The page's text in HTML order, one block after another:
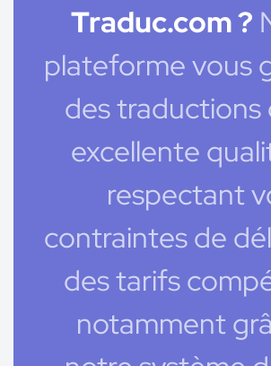
Traduc.com ?
plateforme vous
des traductions
excellente
respectant
contraintes de
des tarifs
notamment